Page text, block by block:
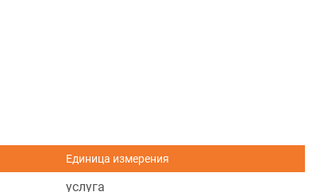
Единица измерения
услуга